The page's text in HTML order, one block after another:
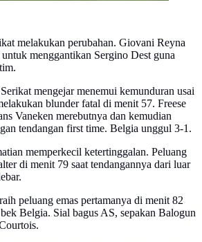
melakukan perubahan. Giovani Reyna
menggantikan Sergino Dest guna
mengejar menemui kemunduran usai
blunder fatal di menit 57. Freese
Vaneken merebutnya dan kemudian
tendangan first time. Belgia unggul 3-1.
memperkecil ketertinggalan. Peluang
di menit 79 saat tendangannya dari luar
peluang emas pertamanya di menit 82
Belgia. Sial bagus AS, sepakan Balogun